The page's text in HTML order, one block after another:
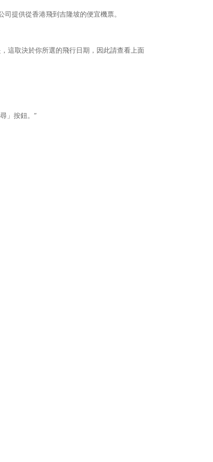
提供從香港飛到吉隆坡的便宜機票。
這取決於你所選的飛行日期，因此請查看上面
」按鈕。”